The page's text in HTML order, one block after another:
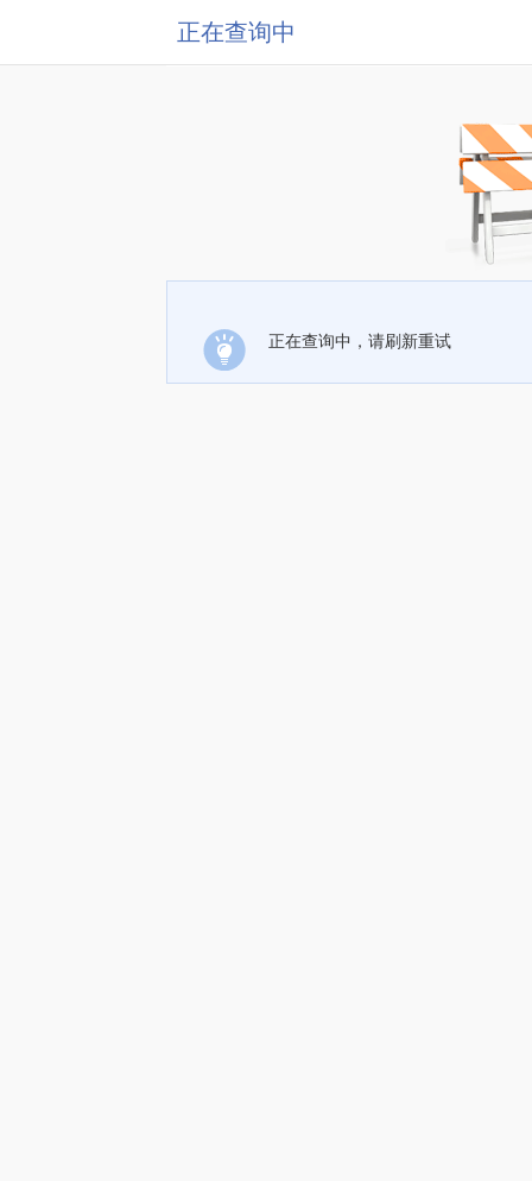
正在查询中
正在查询中，请刷新重试